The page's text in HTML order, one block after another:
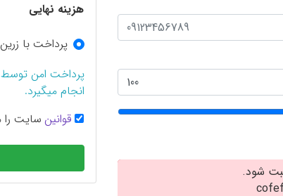
شود.
هزینه نهایی
پرداخت با
پرداخت امن
انجام میگیرد.
قوانین سایت را